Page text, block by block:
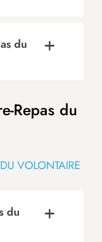
du
Repas du
VOLONTAIRE
du